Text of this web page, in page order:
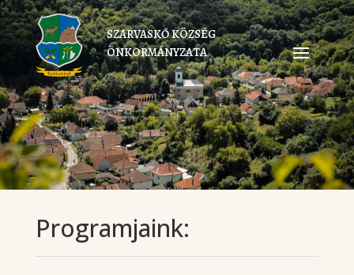
SZARVASKŐ KÖZSÉG
ÖNKORMÁNYZATA
Programjaink: